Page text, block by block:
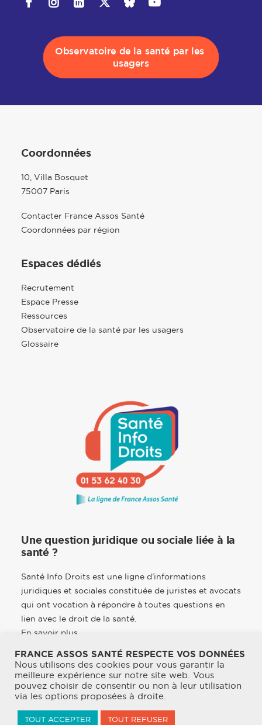
Observatoire de la santé par les
usagers
Coordonnées
10, Villa Bosquet
75007 Paris
Contacter France Assos Santé
Coordonnées par région
Espaces dédiés
Recrutement
Espace Presse
Ressources
Observatoire de la santé par les usagers
Glossaire
Une question juridique ou sociale liée à la
santé ?
Santé Info Droits est une ligne d’informations
juridiques et sociales constituée de juristes et avocats
qui ont vocation à répondre à toutes questions en
lien avec le droit de la santé.
En savoir plus
© 2026 France Assos Santé. | Tous droits réservés.
Mentions légales
FRANCE ASSOS SANTÉ RESPECTE VOS DONNÉES
Nous utilisons des cookies pour vous garantir la
meilleure expérience sur notre site web. Vous
pouvez choisir de consentir ou non à leur utilisation
via les options proposées à droite.
TOUT ACCEPTER TOUT REFUSER